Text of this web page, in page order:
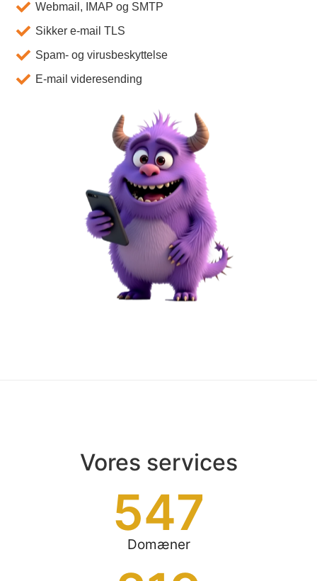
Webmail, IMAP og SMTP
Sikker e-mail TLS
Spam- og virusbeskyttelse
E-mail videresending
Vores services
Domæner
547